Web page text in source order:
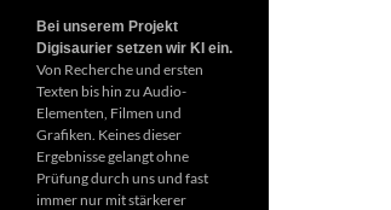
Bei unserem Projekt
Digisaurier setzen wir KI ein.
Von Recherche und ersten
Texten bis hin zu Audio-
Elementen, Filmen und
Grafiken. Keines dieser
Ergebnisse gelangt ohne
Prüfung durch uns und fast
immer nur mit stärkerer